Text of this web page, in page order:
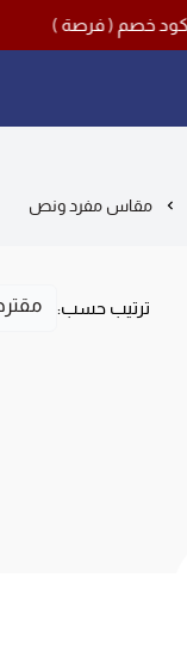
مقاس مفرد ونص
ترتيب حسب: